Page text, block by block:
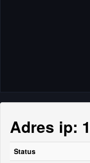
Adres ip:
Status